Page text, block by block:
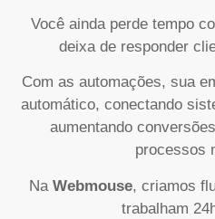
Você ainda perde tempo
deixa de responder
Com as automações, sua
automático, conectando
aumentando
processos
Na Webmouse, criamos
trabalham